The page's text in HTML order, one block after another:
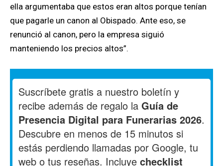
ella argumentaba que estos eran altos porque tenían
que pagarle un canon al Obispado. Ante eso, se
renunció al canon, pero la empresa siguió
manteniendo los precios altos”.